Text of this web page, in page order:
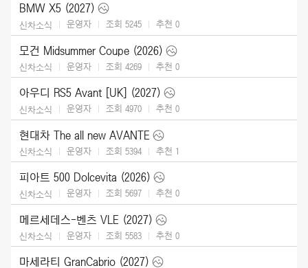
BMW X5 (2027)
신차소식 운영자 조회 5245 추천 0
모건 Midsummer Coupe (2026)
신차소식 운영자 조회 4269 추천 0
아우디 RS5 Avant [UK] (2027)
신차소식 운영자 조회 4970 추천 0
현대차 The all new AVANTE
신차소식 운영자 조회 5394 추천 1
피아트 500 Dolcevita (2026)
신차소식 운영자 조회 5697 추천 0
메르세데스-벤츠 VLE (2027)
신차소식 운영자 조회 5583 추천 0
마세라티 GranCabrio (2027)